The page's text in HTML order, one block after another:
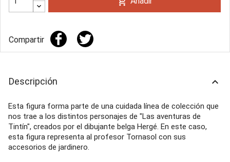
Compartir
Descripción keyboard_arrow_up
Esta figura forma parte de una cuidada línea de colección que
nos trae a los distintos personajes de "Las aventuras de
Tintín", creados por el dibujante belga Hergé. En este caso,
esta figura representa al profesor Tornasol con sus
accesorios de jardinero.